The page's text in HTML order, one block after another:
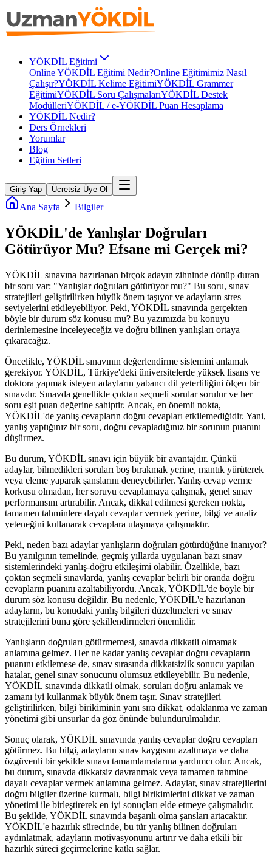
YÖKDİL Eğitimi
Online YÖKDİL Eğitimi Nedir?Online Eğitimimiz Nasıl
Çalışır?YÖKDİL Kelime EğitimiYÖKDİL Grammer
EğitimiYÖKDİL Soru ÇalışmalarıYÖKDİL Destek
ModülleriYÖKDİL / e-YÖKDİL Puan Hesaplama
YÖKDİL Nedir?
Ders Örnekleri
Yorumlar
Blog
Eğitim Setleri
Giriş Yap Ücretsiz Üye Ol
Ana Sayfa Bilgiler
YÖKDİL'de Yanlışlar Doğruları
Götürüyor Mu? Efsane mi Gerçek mi?
YÖKDİL sınavına hazırlanan birçok adayın zihninde dönüp duran
bir soru var: "Yanlışlar doğruları götürüyor mu?" Bu soru, sınav
stratejileri geliştirilirken büyük önem taşıyor ve adayların stres
seviyelerini etkileyebiliyor. Peki, YÖKDİL sınavında gerçekten
böyle bir durum söz konusu mu? Bu yazımızda bu konuyu
derinlemesine inceleyeceğiz ve doğru bilinen yanlışları ortaya
çıkaracağız.
Öncelikle, YÖKDİL sınavının değerlendirme sistemini anlamak
gerekiyor. YÖKDİL, Türkiye'deki üniversitelerde yüksek lisans ve
doktora yapmak isteyen adayların yabancı dil yeterliliğini ölçen bir
sınavdır. Sınavda genellikle çoktan seçmeli sorular sorulur ve her
soru eşit puan değerine sahiptir. Ancak, en önemli nokta,
YÖKDİL'de yanlış cevapların doğru cevapları etkilemediğidir. Yani,
yanlış yaptığınız bir soru, doğru cevapladığınız bir sorunun puanını
düşürmez.
Bu durum, YÖKDİL sınavı için büyük bir avantajdır. Çünkü
adaylar, bilmedikleri soruları boş bırakmak yerine, mantık yürüterek
veya eleme yaparak şanslarını deneyebilirler. Yanlış cevap verme
korkusu olmadan, her soruyu cevaplamaya çalışmak, genel sınav
performansını artırabilir. Ancak, dikkat edilmesi gereken nokta,
tamamen tahminlere dayalı cevaplar vermek yerine, bilgi ve analiz
yeteneğini kullanarak cevaplara ulaşmaya çalışmaktır.
Peki, neden bazı adaylar yanlışların doğruları götürdüğüne inanıyor?
Bu yanılgının temelinde, geçmiş yıllarda uygulanan bazı sınav
sistemlerindeki yanlış-doğru etkileşimi olabilir. Özellikle, bazı
çoktan seçmeli sınavlarda, yanlış cevaplar belirli bir oranda doğru
cevapların puanını azaltabiliyordu. Ancak, YÖKDİL'de böyle bir
durum söz konusu değildir. Bu nedenle, YÖKDİL'e hazırlanan
adayların, bu konudaki yanlış bilgileri düzeltmeleri ve sınav
stratejilerini buna göre şekillendirmeleri önemlidir.
Yanlışların doğruları götürmemesi, sınavda dikkatli olmamak
anlamına gelmez. Her ne kadar yanlış cevaplar doğru cevapların
puanını etkilemese de, sınav sırasında dikkatsizlik sonucu yapılan
hatalar, genel sınav sonucunu olumsuz etkileyebilir. Bu nedenle,
YÖKDİL sınavında dikkatli olmak, soruları doğru anlamak ve
zamanı iyi kullanmak büyük önem taşır. Sınav stratejileri
geliştirilirken, bilgi birikiminin yanı sıra dikkat, odaklanma ve zaman
yönetimi gibi unsurlar da göz önünde bulundurulmalıdır.
Sonuç olarak, YÖKDİL sınavında yanlış cevaplar doğru cevapları
götürmez. Bu bilgi, adayların sınav kaygısını azaltmaya ve daha
özgüvenli bir şekilde sınavı tamamlamalarına yardımcı olur. Ancak,
bu durum, sınavda dikkatsiz davranmak veya tamamen tahmine
dayalı cevaplar vermek anlamına gelmez. Adaylar, sınav stratejilerini
doğru bilgiler üzerine kurmalı, bilgi birikimlerini dikkat ve zaman
yönetimi ile birleştirerek en iyi sonuçları elde etmeye çalışmalıdır.
Bu şekilde, YÖKDİL sınavında başarılı olma şansları artacaktır.
YÖKDİL'e hazırlık sürecinde, bu tür yanlış bilinen doğruları
aydınlatmak, adayların motivasyonunu artırır ve daha etkili bir
hazırlık süreci geçirmelerine katkı sağlar.